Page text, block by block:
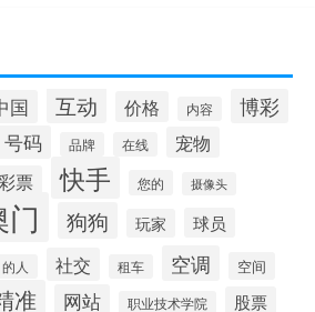
国 互动 价格 内容 博彩
号码 品牌 在线 宠物
票 快手 您的 摄像头
门 狗狗 玩家
球员
的人 社交 租车 空调 空间
准 网站 职业技术学院 股票